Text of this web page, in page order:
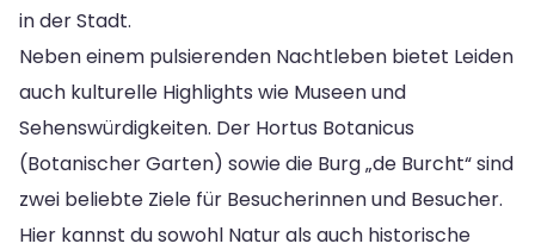
in der Stadt.
Neben einem pulsierenden Nachtleben bietet Leiden
auch kulturelle Highlights wie Museen und
Sehenswürdigkeiten. Der Hortus Botanicus
(Botanischer Garten) sowie die Burg „de Burcht“ sind
zwei beliebte Ziele für Besucherinnen und Besucher.
Hier kannst du sowohl Natur als auch historische